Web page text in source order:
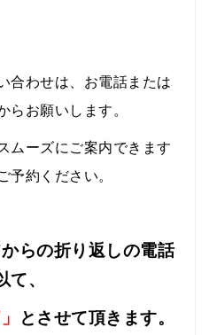
合わせは、お電話または
お願いします。
ムーズにご案内できます
予約ください。
らの折り返しの電話
て、
とさせて頂きます。